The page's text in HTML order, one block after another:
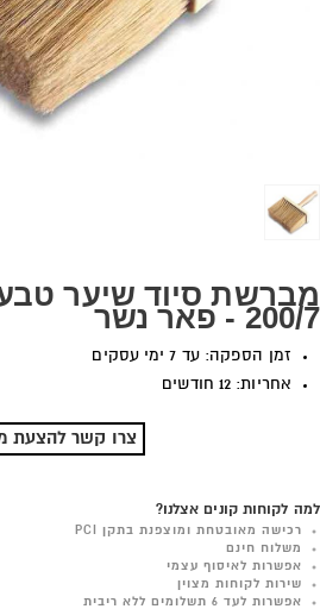
200/7 - פאר נשר
זמן הספקה: עד 7 ימי עסקים
אחריות: 12 חודשים
צרו קשר להצעת
למה לקוחות קונים אצלנו?
רכישה מאובטחת ומוצפנת בתקן PCI
משלוח חינם
אפשרות לאיסוף עצמי
שירות לקוחות מצוין
אפשרות לעד 6 תשלומים ללא ריבית